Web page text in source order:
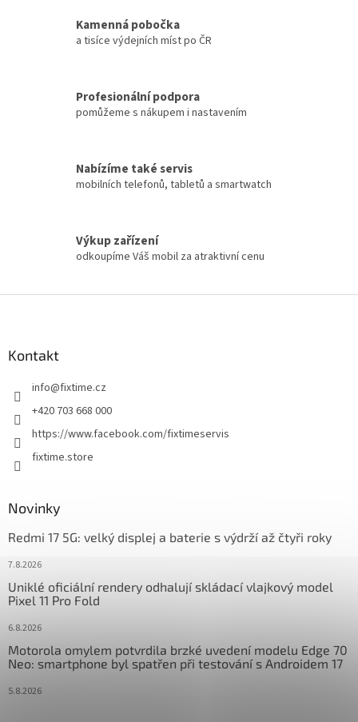
Kamenná pobočka
a tisíce výdejních míst po ČR
Profesionální podpora
pomůžeme s nákupem i nastavením
Nabízíme také servis
mobilních telefonů, tabletů a smartwatch
Výkup zařízení
odkoupíme Váš mobil za atraktivní cenu
Kontakt
info@fixtime.cz
+420 703 668 000
https://www.facebook.com/fixtimeservis
fixtime.store
Novinky
Redmi 17 5G: velký displej a baterie s výdrží až čtyři roky
7.8.2026
Uniklé oficiální rendery odhalují skládací vlajkový model
Pixel 11 Pro Fold
6.8.2026
Motorola omylem potvrdila brzké uvedení modelu Edge 70
Neo: smartphone byl spatřen při testování s Androidem 17
5.8.2026